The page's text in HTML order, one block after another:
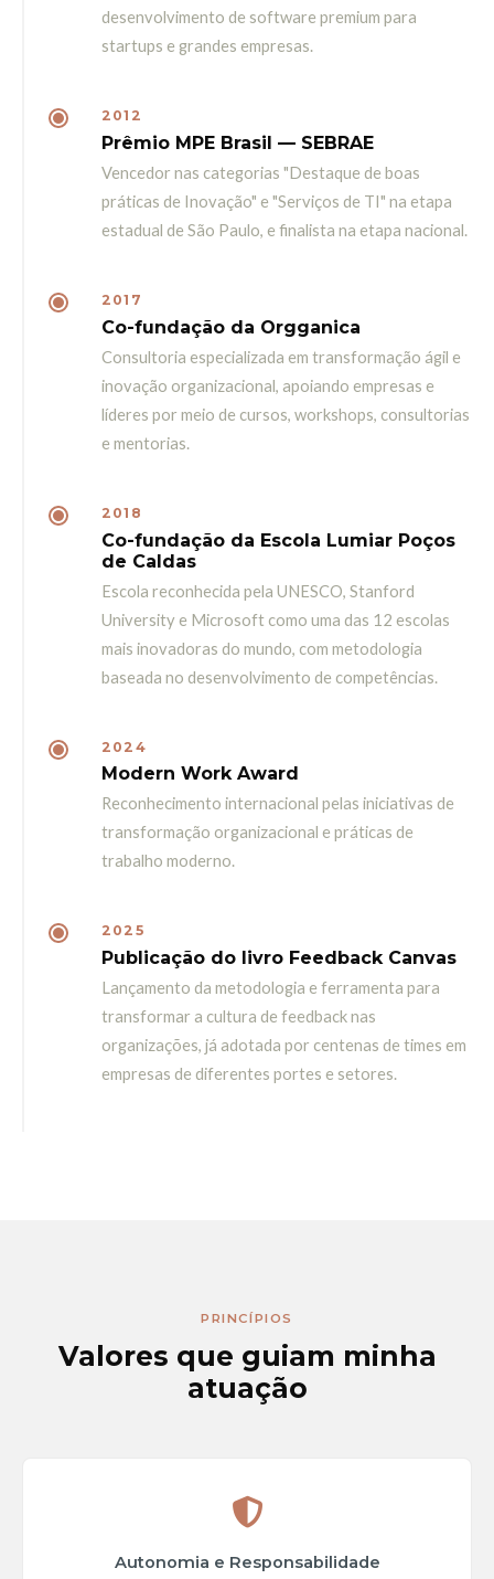
desenvolvimento de software premium para
startups e grandes empresas.
2012
Prêmio MPE Brasil — SEBRAE
Vencedor nas categorias "Destaque de boas
práticas de Inovação" e "Serviços de TI" na etapa
estadual de São Paulo, e finalista na etapa nacional.
2017
Co-fundação da Orgganica
Consultoria especializada em transformação ágil e
inovação organizacional, apoiando empresas e
líderes por meio de cursos, workshops, consultorias
e mentorias.
2018
Co-fundação da Escola Lumiar Poços
de Caldas
Escola reconhecida pela UNESCO, Stanford
University e Microsoft como uma das 12 escolas
mais inovadoras do mundo, com metodologia
baseada no desenvolvimento de competências.
2024
Modern Work Award
Reconhecimento internacional pelas iniciativas de
transformação organizacional e práticas de
trabalho moderno.
2025
Publicação do livro Feedback Canvas
Lançamento da metodologia e ferramenta para
transformar a cultura de feedback nas
organizações, já adotada por centenas de times em
empresas de diferentes portes e setores.
PRINCÍPIOS
Valores que guiam minha
atuação
Autonomia e Responsabilidade